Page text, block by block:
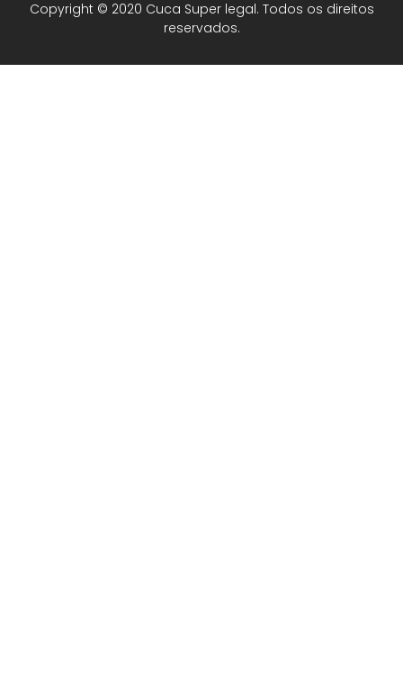
Copyright © 2020 Cuca Super legal. Todos os direitos
reservados.